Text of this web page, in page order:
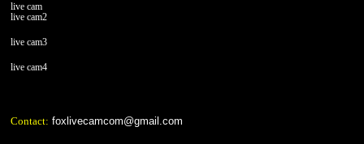
live cam
live cam2
live cam3
live cam4
Contact: foxlivecamcom@gmail.com